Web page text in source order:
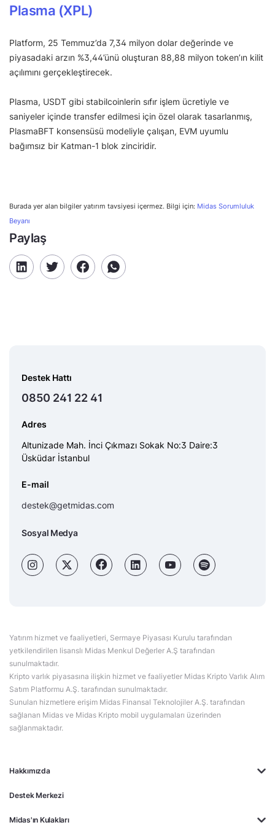
Plasma (XPL)
Platform, 25 Temmuz’da 7,34 milyon dolar değerinde ve
piyasadaki arzın %3,44’ünü oluşturan 88,88 milyon token’ın kilit
açılımını gerçekleştirecek.
Plasma, USDT gibi stabilcoinlerin sıfır işlem ücretiyle ve
saniyeler içinde transfer edilmesi için özel olarak tasarlanmış,
PlasmaBFT konsensüsü modeliyle çalışan, EVM uyumlu
bağımsız bir Katman-1 blok zinciridir.
Burada yer alan bilgiler yatırım tavsiyesi içermez. Bilgi için: Midas Sorumluluk
Beyanı
Paylaş
Hakkımızda
Destek Merkezi
Midas'ın Kulakları
Destek Hattı
0850 241 22 41
Adres
Altunizade Mah. İnci Çıkmazı Sokak No:3 Daire:3
Üsküdar İstanbul
E-mail
destek@getmidas.com
Sosyal Medya
Yatırım hizmet ve faaliyetleri, Sermaye Piyasası Kurulu tarafından
yetkilendirilen lisanslı Midas Menkul Değerler A.Ş tarafından
sunulmaktadır.
Kripto varlık piyasasına ilişkin hizmet ve faaliyetler Midas Kripto Varlık Alım
Satım Platformu A.Ş. tarafından sunulmaktadır.
Sunulan hizmetlere erişim Midas Finansal Teknolojiler A.Ş. tarafından
sağlanan Midas ve Midas Kripto mobil uygulamaları üzerinden
sağlanmaktadır.